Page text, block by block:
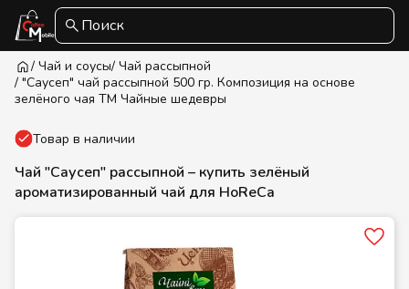
Поиск
/ Чай и соусы/ Чай рассыпной
/ "Саусеп" чай рассыпной 500 гр. Композиция на основе
зелёного чая ТМ Чайные шедевры
Товар в наличии
Чай "Саусеп" рассыпной – купить зелёный
ароматизированный чай для HoReCa